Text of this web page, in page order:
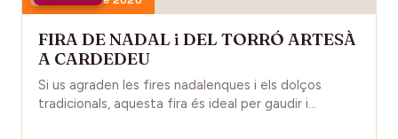
FIRA DE NADAL i DEL TORRÓ ARTESÀ
A CARDEDEU
Si us agraden les fires nadalenques i els dolços
tradicionals, aquesta fira és ideal per gaudir i